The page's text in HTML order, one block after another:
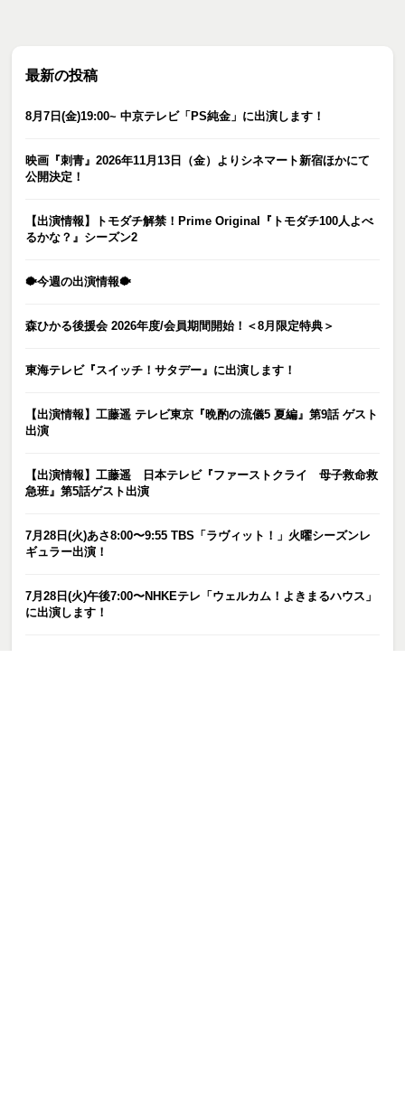
最新の投稿
8月7日(金)19:00~ 中京テレビ「PS純金」に出演します！
映画『刺青』2026年11月13日（金）よりシネマート新宿ほかにて
公開決定！
【出演情報】トモダチ解禁！Prime Original『トモダチ100人よべ
るかな？』シーズン2
🐡今週の出演情報🐡
森ひかる後援会 2026年度/会員期間開始！＜8月限定特典＞
東海テレビ『スイッチ！サタデー』に出演します！
【出演情報】工藤遥 テレビ東京『晩酌の流儀5 夏編』第9話 ゲスト
出演
【出演情報】工藤遥 日本テレビ『ファーストクライ 母子救命救
急班』第5話ゲスト出演
7月28日(火)あさ8:00〜9:55 TBS「ラヴィット！」火曜シーズンレ
ギュラー出演！
7月28日(火)午後7:00〜NHKEテレ「ウェルカム！よきまるハウス」
に出演します！